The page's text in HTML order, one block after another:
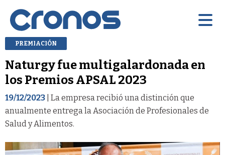
PREMIACIÓN
Naturgy fue multigalardonada en
los Premios APSAL 2023
19/12/2023 | La empresa recibió una distinción que
anualmente entrega la Asociación de Profesionales de
Salud y Alimentos.